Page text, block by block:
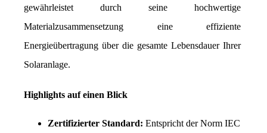
gewährleistet durch seine hochwertige
Materialzusammensetzung eine effiziente
Energieübertragung über die gesamte Lebensdauer Ihrer
Solaranlage.
Highlights auf einen Blick
Zertifizierter Standard: Entspricht der Norm IEC